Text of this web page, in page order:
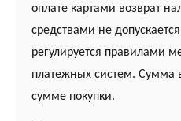
оплате картами возврат
средствами не
регулируется правилами
платежных систем. Сумма
сумме покупки.